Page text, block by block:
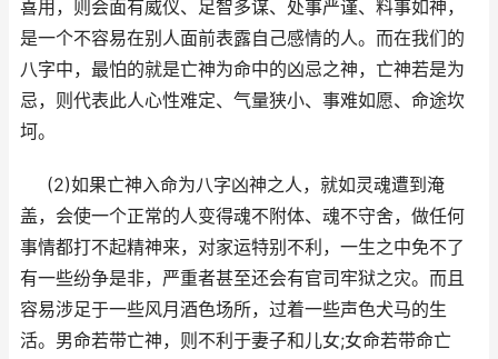
喜用，则会面有威仪、足智多谋、处事严谨、料事如神，
是一个不容易在别人面前表露自己感情的人。而在我们的
八字中，最怕的就是亡神为命中的凶忌之神，亡神若是为
忌，则代表此人心性难定、气量狭小、事难如愿、命途坎
坷。
(2)如果亡神入命为八字凶神之人，就如灵魂遭到淹
盖，会使一个正常的人变得魂不附体、魂不守舍，做任何
事情都打不起精神来，对家运特别不利，一生之中免不了
有一些纷争是非，严重者甚至还会有官司牢狱之灾。而且
容易涉足于一些风月酒色场所，过着一些声色犬马的生
活。男命若带亡神，则不利于妻子和儿女;女命若带命亡